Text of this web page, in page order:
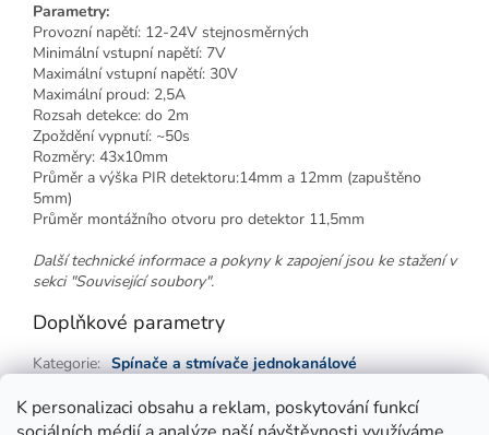
K personalizaci obsahu a reklam, poskytování funkcí
Parametry:
Provozní napětí: 12-24V stejnosměrných
Minimální vstupní napětí: 7V
Maximální vstupní napětí: 30V
Maximální proud: 2,5A
Rozsah detekce: do 2m
Zpoždění vypnutí: ~50s
Rozměry: 43x10mm
Průměr a výška PIR detektoru:14mm a 12mm (zapuštěno
5mm)
Průměr montážního otvoru pro detektor 11,5mm
Další technické informace a pokyny k zapojení jsou ke stažení v
sekci "Související soubory".
Doplňkové parametry
Kategorie: Spínače a stmívače jednokanálové